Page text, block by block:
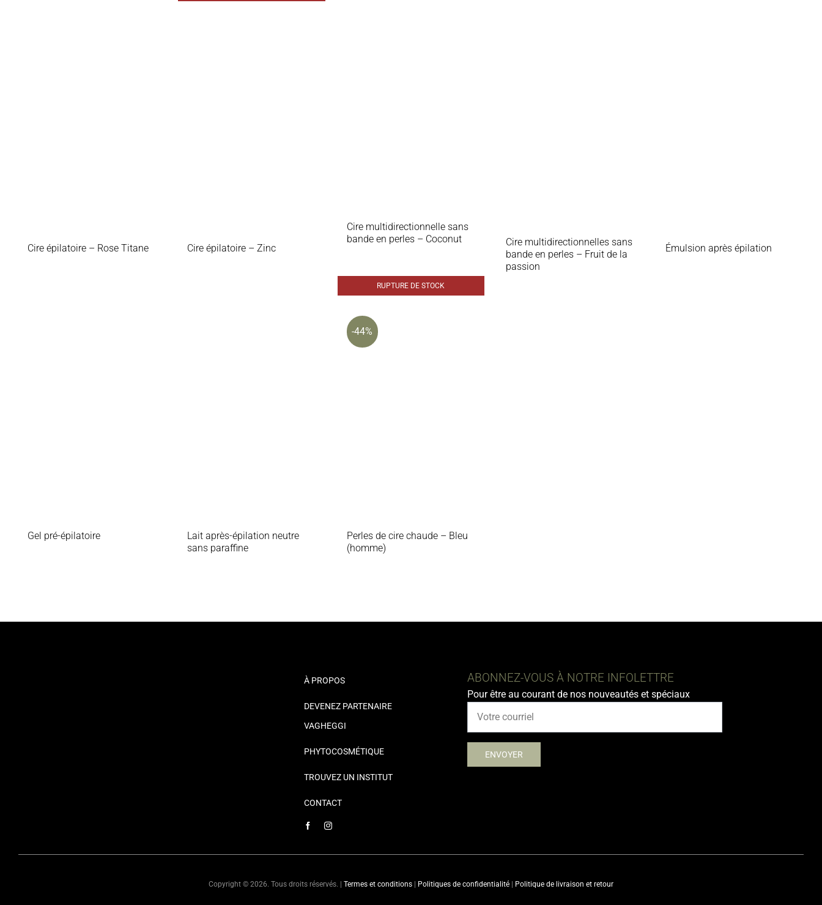
Cire épilatoire – Rose Titane Cire épilatoire – Zinc
RUPTURE DE STOCK
Cire multidirectionnelle sans
bande en perles – Coconut
Cire multidirectionnelles sans
bande en perles – Fruit de la
passion
Émulsion après épilation
Gel pré-épilatoire
Lait après-épilation neutre
sans paraffine
-44%
Perles de cire chaude – Bleu
(homme)
À PROPOS
DEVENEZ PARTENAIRE
VAGHEGGI
PHYTOCOSMÉTIQUE
TROUVEZ UN INSTITUT
CONTACT
ABONNEZ-VOUS À NOTRE INFOLETTRE
Pour être au courant de nos nouveautés et spéciaux
Copyright © 2026. Tous droits réservés. | Termes et conditions | Politiques de confidentialité | Politique de livraison et retour